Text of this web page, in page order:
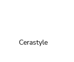
Cerastyle